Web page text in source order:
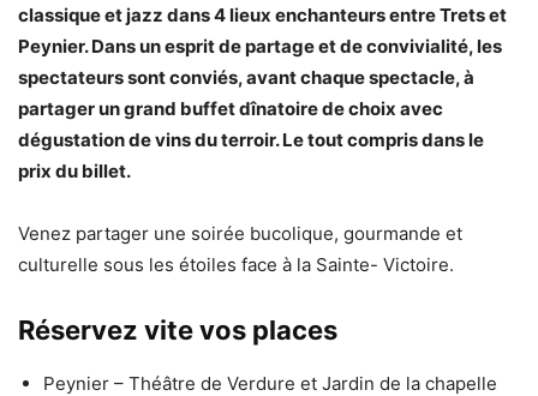
classique et jazz dans 4 lieux enchanteurs entre Trets et
Peynier. Dans un esprit de partage et de convivialité, les
spectateurs sont conviés, avant chaque spectacle, à
partager un grand buffet dînatoire de choix avec
dégustation de vins du terroir. Le tout compris dans le
prix du billet.
Venez partager une soirée bucolique, gourmande et
culturelle sous les étoiles face à la Sainte- Victoire.
Réservez vite vos places
Peynier – Théâtre de Verdure et Jardin de la chapelle